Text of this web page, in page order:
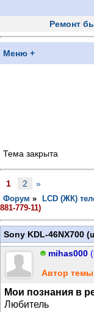
Ремонт
Меню +
Тема закрыта
1 2 »
Форум » LCD (ЖК)
881-779-11)
Sony KDL-46NX700
mihas000
Автор темы
Мои познания в
Любитель